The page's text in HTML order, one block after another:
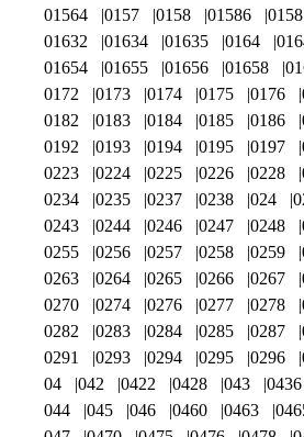
01564
0157 0158 01586
01632
01634 01635 0164
01654
01655 01656 01658
0172
0173 0174 0175 0176
0182
0183 0184 0185 0186
0192
0193 0194 0195 0197
0223
0224 0225 0226 0228
0234
0235 0237 0238 024
0243
0244 0246 0247 0248
0255
0256 0257 0258 0259
0263
0264 0265 0266 0267
0270
0274 0276 0277 0278
0282
0283 0284 0285 0287
0291
0293 0294 0295 0296
04
042 0422 0428 043 0436
044
045 046 0460 0463